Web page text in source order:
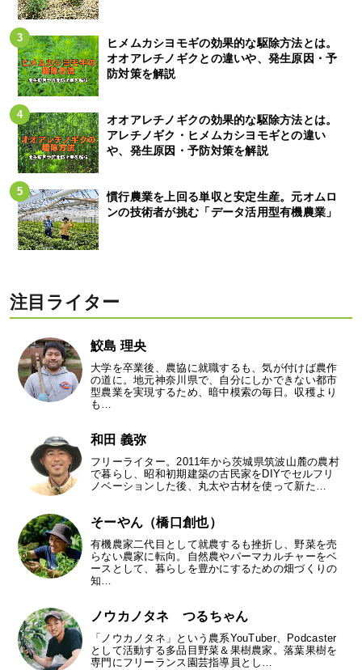
ヒメムカシヨモギの効果的な駆除方法とは。
オオアレチノギクとの違いや、発生原因・予
防対策を解説
オオアレチノギクの効果的な駆除方法とは。
アレチノギク・ヒメムカシヨモギとの違い
や、発生原因・予防対策を解説
慣行農業を上回る単収と安定生産。元オムロ
ンの技術者が挑む「データ活用型有機農業」
注目ライター
鮫島 理央
大学を卒業後、農協に就職するも、気が付けば農作
の道に。地元神奈川県で、自分にしかできない都市
型農業を実現するため、暗中模索の毎日。収穫より
も…
和田 義弥
フリーライター。2011年から茨城県筑波山麓の農村
で暮らし、昭和初期建築の古民家をDIYでセルフリ
ノベーションした後、丸太や古材を使って新た…
そーやん（橋口創也）
有機農家二代目として就農するも挫折し、野菜を売
らない農家に転向。自然農やパーマカルチャーをベ
ースとして、暮らしを豊かにするための畑づくりの
知…
ノウカノタネ つるちゃん
「ノウカノタネ」という農系YouTuber、Podcaster
として活動する多品目野菜＆果樹農家。落葉果樹を
専門にフリーランス園芸指導員とし…